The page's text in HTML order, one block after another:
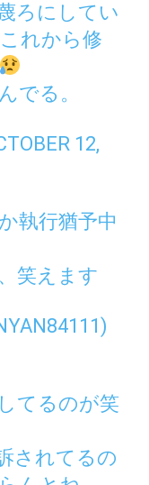
ろにしてい
れから修
でる。
12,
執行猶予中
笑えます
てるのが笑
されてるの